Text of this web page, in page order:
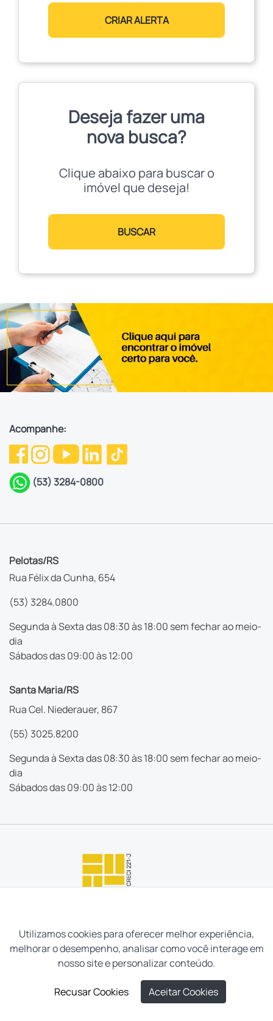
CRIAR ALERTA
Deseja fazer uma
nova busca?
Clique abaixo para buscar o
imóvel que deseja!
BUSCAR
Acompanhe:
(53) 3284-0800
Pelotas/RS
Rua Félix da Cunha, 654
(53) 3284.0800
Segunda à Sexta das 08:30 às 18:00 sem fechar ao meio-
dia
Sábados das 09:00 às 12:00
Santa Maria/RS
Rua Cel. Niederauer, 867
(55) 3025.8200
Segunda à Sexta das 08:30 às 18:00 sem fechar ao meio-
dia
Sábados das 09:00 às 12:00
Neves e Filhos Administração e Intermediação de Imóveis
Utilizamos cookies para oferecer melhor experiência,
melhorar o desempenho, analisar como você interage em
nosso site e personalizar conteúdo.
Recusar Cookies Aceitar Cookies